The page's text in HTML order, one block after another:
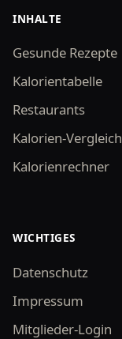
INHALTE
Gesunde Rezepte
Kalorientabelle
Restaurants
Kalorien-Vergleich
Kalorienrechner
WICHTIGES
Datenschutz
Impressum
Mitglieder-Login